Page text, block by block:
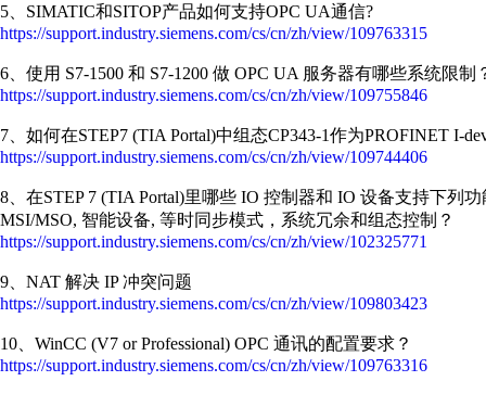
5、SIMATIC和SITOP产品如何支持OPC UA通信?
https://support.industry.siemens.com/cs/cn/zh/view/109763315
6、使用 S7-1500 和 S7-1200 做 OPC UA 服务器有哪些系统限制
https://support.industry.siemens.com/cs/cn/zh/view/109755846
7、如何在STEP7 (TIA Portal)中组态CP343-1作为PROFINET I-
https://support.industry.siemens.com/cs/cn/zh/view/109744406
8、在STEP 7 (TIA Portal)里哪些 IO 控制器和 IO 设备支持下列
MSI/MSO, 智能设备, 等时同步模式，系统冗余和组态控制？
https://support.industry.siemens.com/cs/cn/zh/view/102325771
9、NAT 解决 IP 冲突问题
https://support.industry.siemens.com/cs/cn/zh/view/109803423
10、WinCC (V7 or Professional) OPC 通讯的配置要求？
https://support.industry.siemens.com/cs/cn/zh/view/109763316